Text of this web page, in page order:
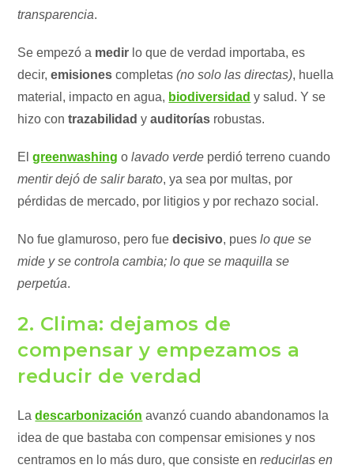
transparencia.
Se empezó a medir lo que de verdad importaba, es
decir,emisiones completas(no solo las directas), huella
material, impacto en agua, biodiversidad y salud. Y se
hizo contrazabilidad y auditorías robustas.
Elgreenwashing olavado verde perdió terreno cuando
mentir dejó de salir barato, ya sea por multas, por
pérdidas de mercado, por litigios y por rechazo social.
No fue glamuroso, pero fuedecisivo, pueslo que se
mide y se controla cambia; lo que se maquilla se
perpetúa.
2. Clima: dejamos de
compensar y empezamos a
reducir de verdad
Ladescarbonización avanzó cuando abandonamos la
idea de que bastaba con compensar emisiones y nos
centramos en lo más duro, que consiste enreducirlas en